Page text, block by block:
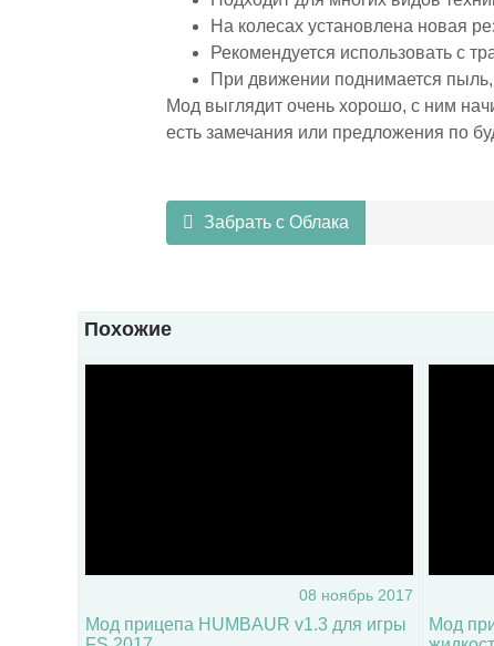
На колесах установлена новая
Рекомендуется использовать с
При движении поднимается пыль,
Мод выглядит очень хорошо, с ним
есть замечания или предложения по
Забрать с Облака
Похожие
08 ноябрь 2017
Мод прицепа HUMBAUR v1.3 для игры
Мод